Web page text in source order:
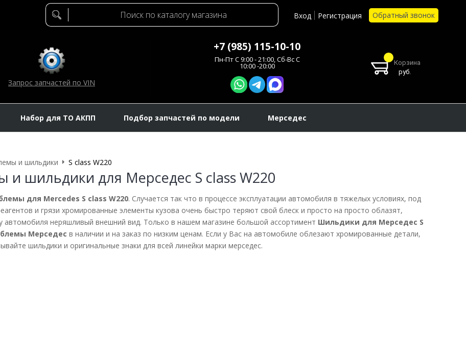
Вход Регистрация Обратный звонок
Запрос запчастей по VIN
+7 (985) 115-10-10
Пн-Пт C 9:00 - 21:00, Сб-Вс С
10:00 -20:00
Корзина
руб.
Набор для ТО АКПП Подбор запчастей по модели Мерседес
и шильдики S class W220
и шильдики для Мерседес S class W220
для Mercedes S class W220. Случается так что в процессе эксплуатации автомобиля в тяжелых условиях, под
и грязи хромированные элементы кузова очень быстро теряют свой блеск и просто на просто облазят,
автомобиля неряшливый внешний вид. Только в нашем магазине большой ассортимент Шильдики для Мерседес S
Мерседес в наличии и на заказ по низким ценам. Если у Вас на автомобиле облезают хромированные детали,
шильдики и оригинальные знаки для всей линейки марки мерседес.